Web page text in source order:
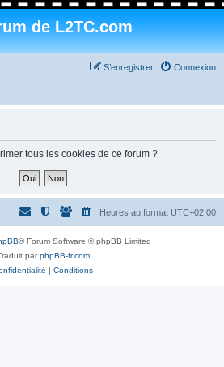
de L2TC.com
Connexion
S’enregistrer
tous les cookies de ce forum ?
Heures au format UTC+02:00
® Forum Software © phpBB Limited
parphpBB-fr.com
| Conditions